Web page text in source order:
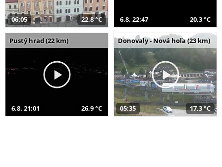
06:05 22,8 °C 6.8. 22:47 20,3 °C
Pustý hrad (22 km)
6.8. 21:01 26,9 °C
Donovaly - Nová hoľa (23 km)
05:35 17,3 °C